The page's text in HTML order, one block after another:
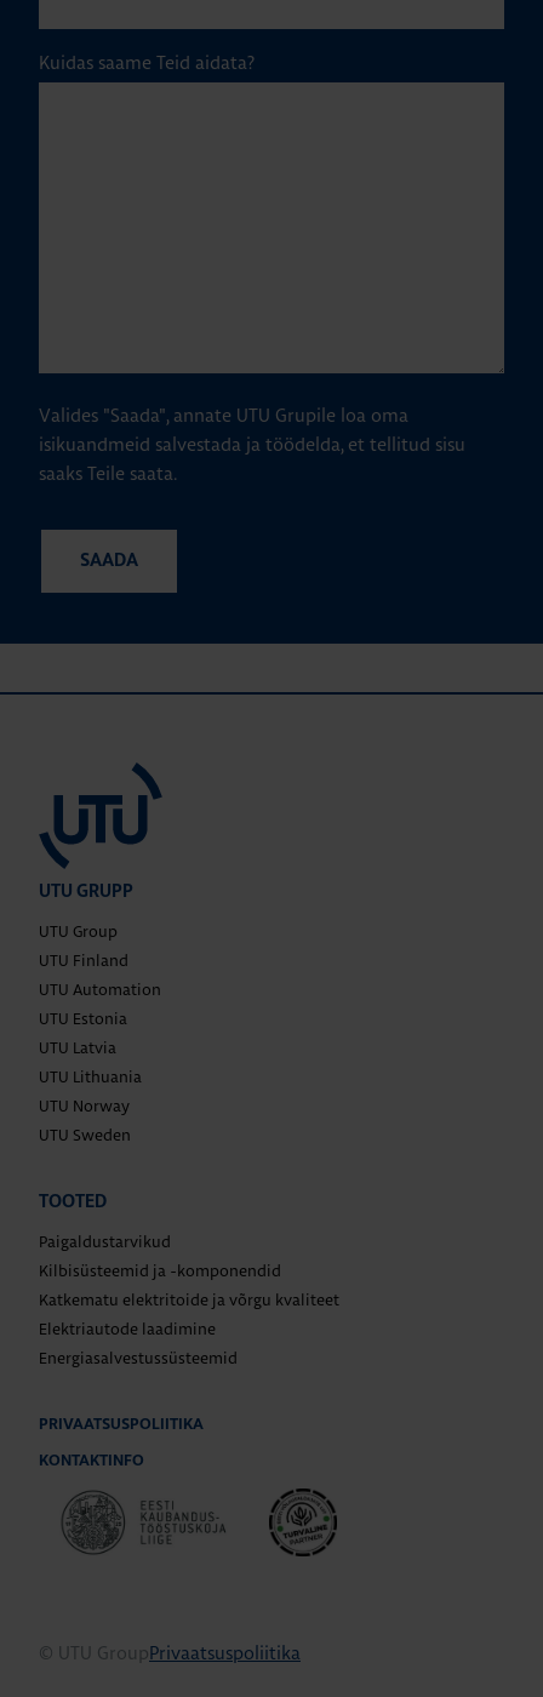
Kuidas saame Teid aidata?
Valides "Saada", annate UTU Grupile loa oma
isikuandmeid salvestada ja töödelda, et tellitud sisu
saaks Teile saata.
UTU GRUPP
UTU Group
UTU Finland
UTU Automation
UTU Estonia
UTU Latvia
UTU Lithuania
UTU Norway
UTU Sweden
TOOTED
Paigaldustarvikud
Kilbisüsteemid ja -komponendid
Katkematu elektritoide ja võrgu kvaliteet
Elektriautode laadimine
Energiasalvestussüsteemid
PRIVAATSUSPOLIITIKA
KONTAKTINFO
© UTU GroupPrivaatsuspoliitika